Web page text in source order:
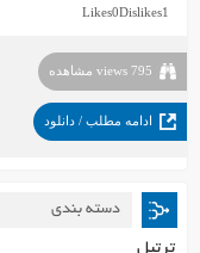
Likes0Dislikes1
795 views مشاهده
ادامه مطلب / دانلود
دسته بندی
ترتیل